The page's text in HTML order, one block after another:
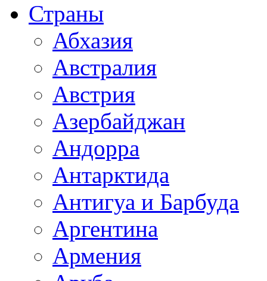
Страны
Абхазия
Австралия
Австрия
Азербайджан
Андорра
Антарктида
Антигуа и Барбуда
Аргентина
Армения